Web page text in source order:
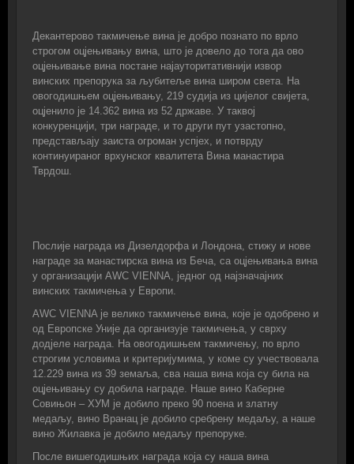
Декантерово такмичење вина је добро познато по врло
строгом оцјењивању вина, што је довело до тога да ово
оцјењивање вина постане најауторитативнији извор
винских препорука за љубитеље вина широм света. На
овогодишњем оцјењивању, 219 судија из цијелог свијета,
оцјенило је 14.362 вина из 52 државе. У таквој
конкуренцији, три награде, и то други пут узастопно,
представљају заиста огроман успјех, и потврду
континуираног врхунског квалитета Вина манастира
Тврдош.
Послије награда из Дизелдорфа и Лондона, стижу и нове
награде за манастирска вина из Беча, са оцјењивања вина
у организацији АWC VIENNA, једног од најзначајних
винских такмичења у Европи.
АWC VIENNA је велико такмичење вина, које је одобрено и
од Европске Уније да организује такмичења, у сврху
додјеле награда. На овогодишњем такмичењу, по врло
строгим условима и критеријумима, у коме су учествовала
12.229 вина из 39 земаља, сва наша вина која су била на
оцјењивању су добила награде. Наше вино Каберне
Совињон – ХУМ је добило преко 90 поена и златну
медаљу, вино Вранац је добило сребрену медаљу, а наше
вино Жилавка је добило медаљу препоруке.
После вишегодишњих награда која су наша вина